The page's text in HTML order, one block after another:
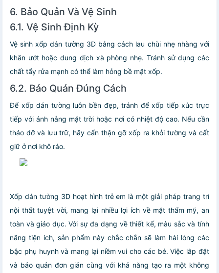
6. Bảo Quản Và Vệ Sinh
6.1. Vệ Sinh Định Kỳ
Vệ sinh xốp dán tường 3D bằng cách lau chùi nhẹ nhàng với
khăn ướt hoặc dung dịch xà phòng nhẹ. Tránh sử dụng các
chất tẩy rửa mạnh có thể làm hỏng bề mặt xốp.
6.2. Bảo Quản Đúng Cách
Để xốp dán tường luôn bền đẹp, tránh để xốp tiếp xúc trực
tiếp với ánh nắng mặt trời hoặc nơi có nhiệt độ cao. Nếu cần
tháo dỡ và lưu trữ, hãy cẩn thận gỡ xốp ra khỏi tường và cất
giữ ở nơi khô ráo.
Xốp dán tường 3D hoạt hình trẻ em là một giải pháp trang trí
nội thất tuyệt vời, mang lại nhiều lợi ích về mặt thẩm mỹ, an
toàn và giáo dục. Với sự đa dạng về thiết kế, màu sắc và tính
năng tiện ích, sản phẩm này chắc chắn sẽ làm hài lòng các
bậc phụ huynh và mang lại niềm vui cho các bé. Việc lắp đặt
và bảo quản đơn giản cùng với khả năng tạo ra một không